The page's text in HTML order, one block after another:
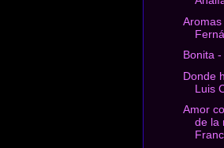
Bonita
Donde
Luis
Amor
de la